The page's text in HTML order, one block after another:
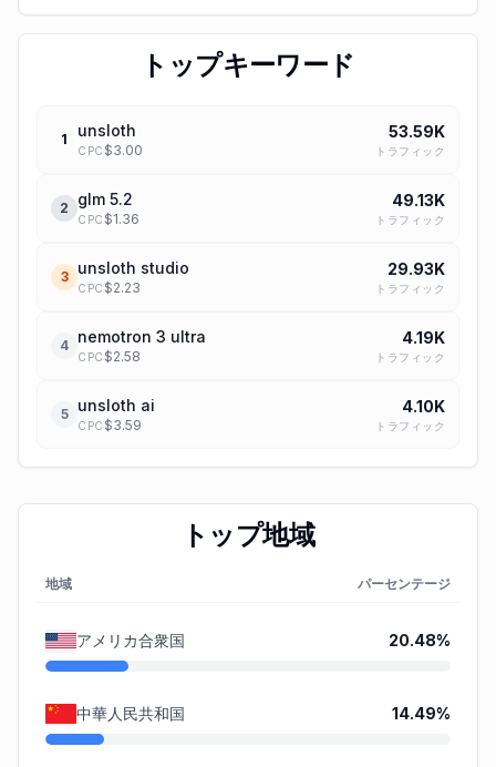
トップキーワード
1 unsloth
CPC $3.00
53.59K
トラフィック
2 glm 5.2
CPC $1.36
49.13K
トラフィック
3 unsloth studio
CPC $2.23
29.93K
トラフィック
4 nemotron 3 ultra
CPC $2.58
4.19K
トラフィック
5 unsloth ai
CPC $3.59
4.10K
トラフィック
トップ地域
地域 パーセンテージ
アメリカ合衆国 20.48%
中華人民共和国 14.49%